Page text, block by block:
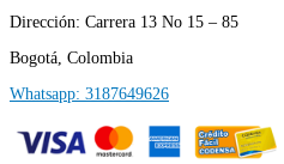
Dirección: Carrera 13 No 15 – 85
Bogotá, Colombia
Whatsapp: 3187649626